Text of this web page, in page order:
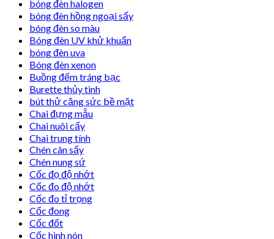
bóng đèn halogen
bóng đèn hồng ngoại sấy
bóng đèn so màu
Bóng đèn UV khử khuẩn
bóng đèn uva
Bóng đèn xenon
Buồng đếm tráng bạc
Burette thủy tinh
bút thử căng sức bề mặt
Chai đựng mẫu
Chai nuôi cấy
Chai trung tính
Chén cân sấy
Chén nung sứ
Cốc đọ độ nhớt
Cốc đo độ nhớt
Cốc đo tỉ trọng
Cốc đong
Cốc đốt
Cốc hình nón